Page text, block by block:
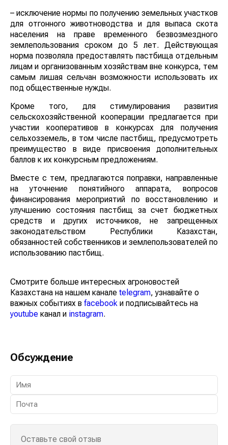
– исключение нормы по получению земельных участков
для отгонного животноводства и для выпаса скота
населения на праве временного безвозмездного
землепользования сроком до 5 лет. Действующая
норма позволяла предоставлять пастбища отдельным
лицам и организованным хозяйствам вне конкурса, тем
самым лишая сельчан возможности использовать их
под общественные нужды.
Кроме того, для стимулирования развития
сельскохозяйственной кооперации предлагается при
участии кооперативов в конкурсах для получения
сельхозземель, в том числе пастбищ, предусмотреть
преимущество в виде присвоения дополнительных
баллов к их конкурсным предложениям.
Вместе с тем, предлагаются поправки, направленные
на уточнение понятийного аппарата, вопросов
финансирования мероприятий по восстановлению и
улучшению состояния пастбищ за счет бюджетных
средств и других источников, не запрещенных
законодательством Республики Казахстан,
обязанностей собственников и землепользователей по
использованию пастбищ.
Смотрите больше интересных агроновостей
Казахстана на нашем канале telegram, узнавайте о
важных событиях в facebook и подписывайтесь на
youtube канал и instagram.
Обсуждение